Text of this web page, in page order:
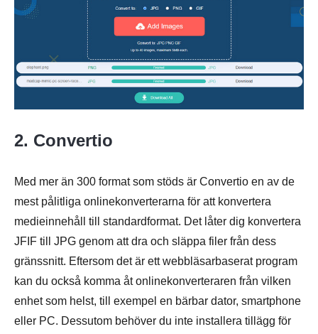
Steg 3.
2. Convertio
Med mer än 300 format som stöds är Convertio en av de
mest pålitliga onlinekonverterarna för att konvertera
medieinnehåll till standardformat. Det låter dig konvertera
JFIF till JPG genom att dra och släppa filer från dess
gränssnitt. Eftersom det är ett webbläsarbaserat program
kan du också komma åt onlinekonverteraren från vilken
enhet som helst, till exempel en bärbar dator, smartphone
eller PC. Dessutom behöver du inte installera tillägg för